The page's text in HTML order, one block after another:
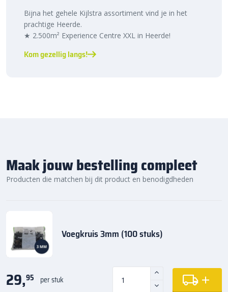
Bijna het gehele Kijlstra assortiment vind je in het
prachtige Heerde.
★ 2.500m² Experience Centre XXL in Heerde!
Kom gezellig langs!
Maak jouw bestelling compleet
Producten die matchen bij dit product en benodigdheden
Voegkruis 3mm (100 stuks)
29,95 per stuk